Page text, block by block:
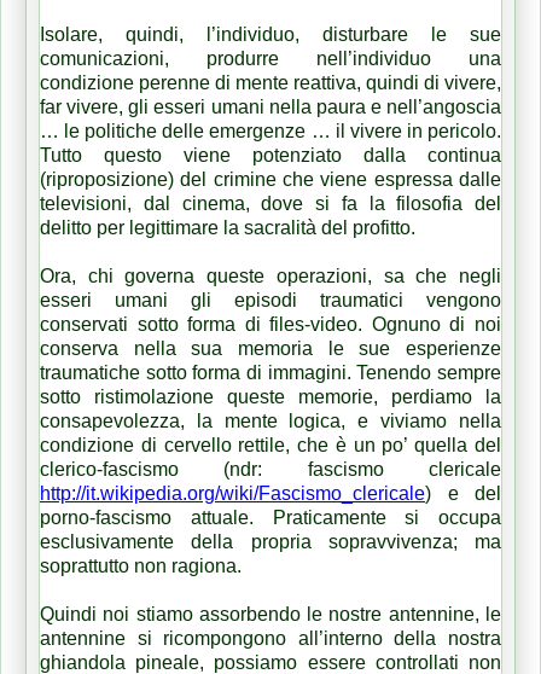
Isolare, quindi, l’individuo, disturbare le sue
comunicazioni, produrre nell’individuo una
condizione perenne di mente reattiva, quindi di vivere,
far vivere, gli esseri umani nella paura e nell’angoscia
… le politiche delle emergenze … il vivere in pericolo.
Tutto questo viene potenziato dalla continua
(riproposizione) del crimine che viene espressa dalle
televisioni, dal cinema, dove si fa la filosofia del
delitto per legittimare la sacralità del profitto.
Ora, chi governa queste operazioni, sa che negli
esseri umani gli episodi traumatici vengono
conservati sotto forma di files-video. Ognuno di noi
conserva nella sua memoria le sue esperienze
traumatiche sotto forma di immagini. Tenendo sempre
sotto ristimolazione queste memorie, perdiamo la
consapevolezza, la mente logica, e viviamo nella
condizione di cervello rettile, che è un po’ quella del
clerico-fascismo (ndr: fascismo clericale
http://it.wikipedia.org/wiki/Fascismo_clericale) e del
porno-fascismo attuale. Praticamente si occupa
esclusivamente della propria sopravvivenza; ma
soprattutto non ragiona.
Quindi noi stiamo assorbendo le nostre antennine, le
antennine si ricompongono all’interno della nostra
ghiandola pineale, possiamo essere controllati non